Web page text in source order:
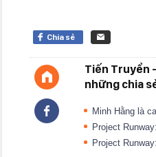
Chia sẻ
Tiến Truyển
những chia
Minh Hằng là
Project
Project